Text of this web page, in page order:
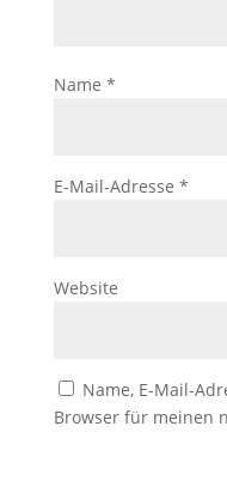
Name *
E-Mail-Adresse *
Website
Name, E-Mail-
Browser für meinen